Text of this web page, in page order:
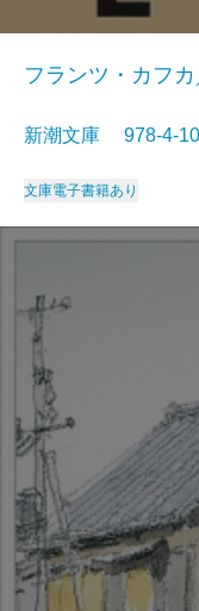
フランツ・カフ
新潮文庫 978-4-
文庫電子書籍あり